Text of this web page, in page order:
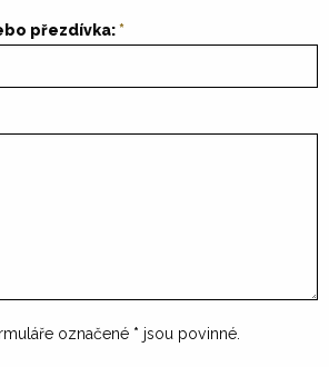
přezdívka:
označené * jsou povinné.